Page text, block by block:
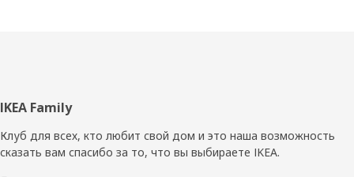
Нижний
колонтитул
IKEA Family
Клуб для всех, кто любит свой дом и это наша возможность
сказать вам спасибо за то, что вы выбираете IKEA.